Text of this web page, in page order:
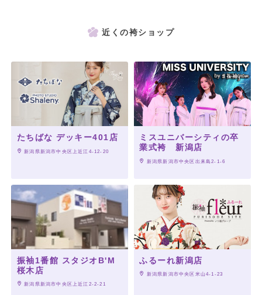
近くの袴ショップ
たちばな デッキー401店
新潟県新潟市中央区上近江4-12-20
ミスユニバーシティの卒
業式袴 新潟店
新潟県新潟市中央区出来島2-1-6
振袖1番館 スタジオB'M
桜木店
新潟県新潟市中央区上近江2-2-21
ふるーれ新潟店
新潟県新潟市中央区米山4-1-23